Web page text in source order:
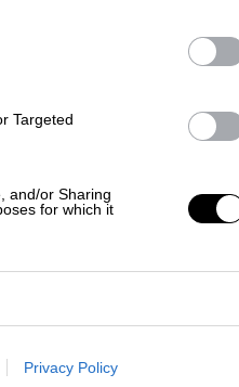
Targeted
and/or Sharing
for which it
Privacy Policy
para poder